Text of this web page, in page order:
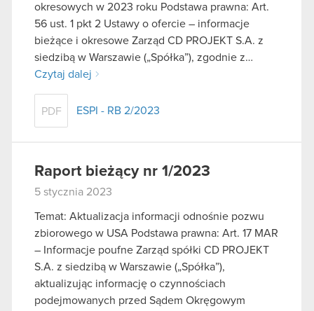
okresowych w 2023 roku Podstawa prawna: Art.
56 ust. 1 pkt 2 Ustawy o ofercie – informacje
bieżące i okresowe Zarząd CD PROJEKT S.A. z
siedzibą w Warszawie („Spółka”), zgodnie z…
Czytaj dalej
PDF ESPI - RB 2/2023
Raport bieżący nr 1/2023
5 stycznia 2023
Temat: Aktualizacja informacji odnośnie pozwu
zbiorowego w USA Podstawa prawna: Art. 17 MAR
– Informacje poufne Zarząd spółki CD PROJEKT
S.A. z siedzibą w Warszawie („Spółka”),
aktualizując informację o czynnościach
podejmowanych przed Sądem Okręgowym